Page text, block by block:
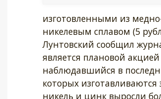
изготовленными из
никелевым сплавом (5
Лунтовский сообщил
является плановой
наблюдавшийся в
которых
никель и цинк выросли